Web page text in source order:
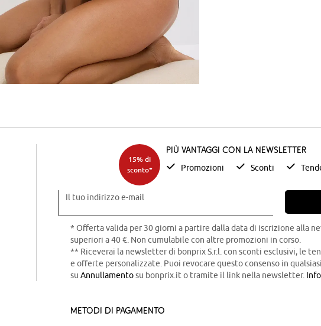
15% di
sconto*
Più vantaggi con la newsletter
Promozioni Sconti
Il tuo indirizzo e-mail
* Offerta valida per 30 giorni a partire dalla data di iscrizione alla
superiori a 40 €. Non cumulabile con altre promozioni in corso.
** Riceverai la newsletter di bonprix S.r.l. con sconti esclusivi, le
e offerte personalizzate. Puoi revocare questo consenso in
su Annullamentosu bonprix.it o tramite il link nella newsletter.
Metodi di pagamento